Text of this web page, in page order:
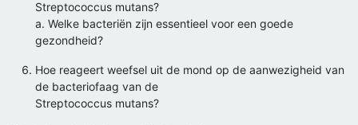
Streptococcus mutans?
a. Welke bacteriën zijn essentieel voor een goede
gezondheid?
Hoe reageert weefsel uit de mond op de aanwezigheid van
de bacteriofaag van de
Streptococcus mutans?